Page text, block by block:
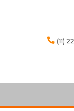
(11)